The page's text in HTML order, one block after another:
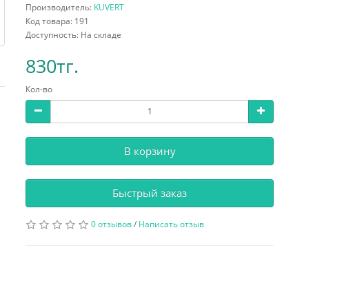
Производитель: KUVERT
Код товара: 191
Доступность: На складе
830тг.
Кол-во
В корзину
Быстрый заказ
0 отзывов/ Написать отзыв